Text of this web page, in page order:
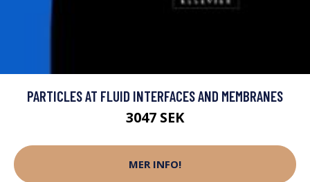
PARTICLES AT FLUID INTERFACES AND MEMBRANES
3047 SEK
MER INFO!